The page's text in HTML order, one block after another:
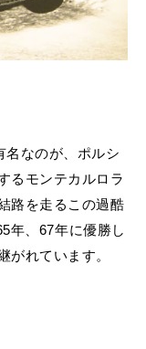
名なのが、ポルシ
るモンテカルロラ
路を走るこの過酷
年、67年に優勝し
がれています。